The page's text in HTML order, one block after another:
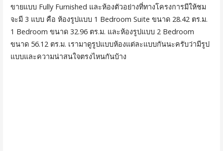
ขายแบบ Fully Furnished และห้องตัวอย่างที่ทางโครงการมีให้ชม
จะมี 3 แบบ คือ ห้องรูปแบบ 1 Bedroom Suite ขนาด 28.42 ตร.ม.
1 Bedroom ขนาด 32.96 ตร.ม. และห้องรูปแบบ 2 Bedroom
ขนาด 56.12 ตร.ม. เรามาดูรูปแบบห้องแต่ละแบบกันนะครับว่ามีรูป
แบบและความน่าสนใจตรงไหนกันบ้าง